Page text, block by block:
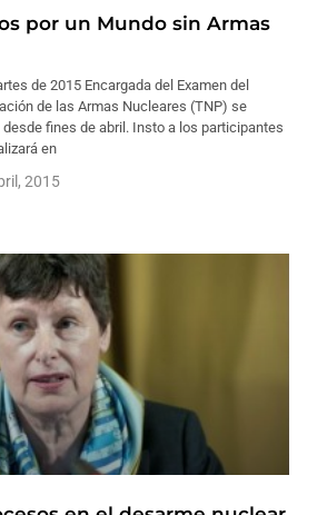
por un Mundo sin Armas
de 2015 Encargada del Examen del
de las Armas Nucleares (TNP) se
fines de abril. Insto a los participantes
en
2015